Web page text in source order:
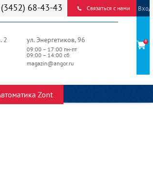
68-43-43 Связаться с нами
2 ул. Энергетиков, 96
09:00 – 17:00 пн-пт
09:00 – 14:00 сб
magazin@angor.ru
Zont
Вход
0